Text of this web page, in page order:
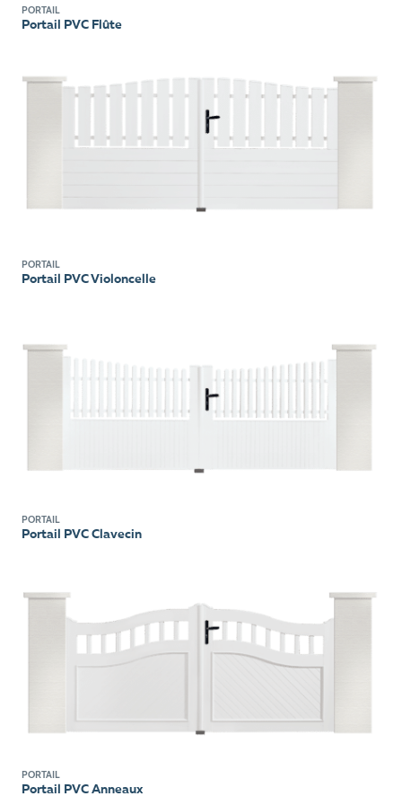
PORTAIL
Portail PVC Flûte
PORTAIL
Portail PVC Violoncelle
PORTAIL
Portail PVC Clavecin
PORTAIL
Portail PVC Anneaux